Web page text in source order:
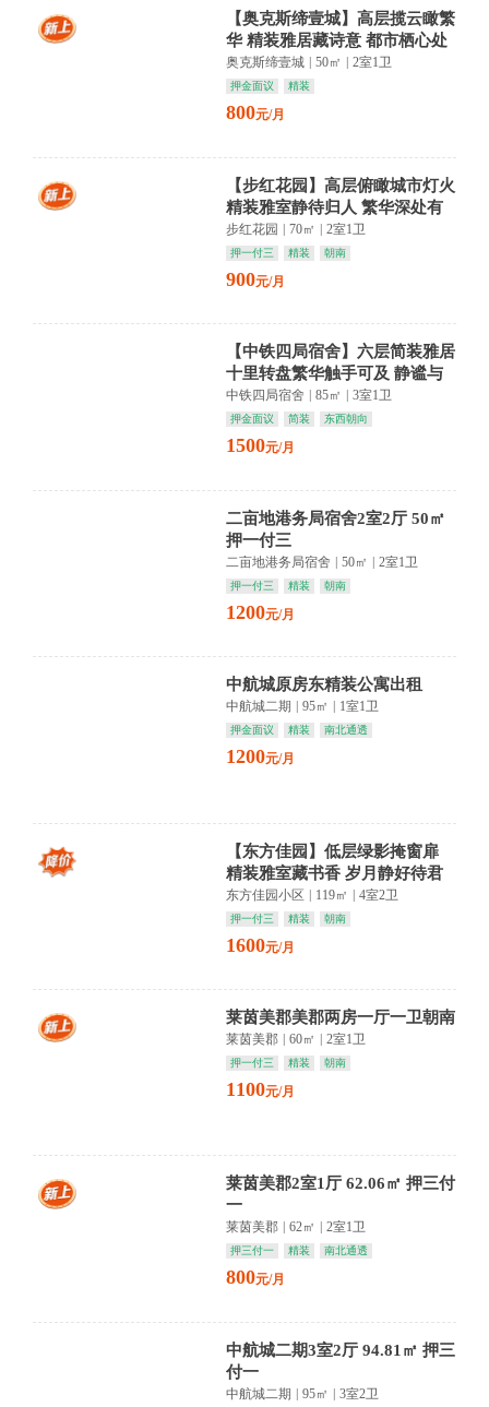
【奥克斯缔壹城】高层揽云瞰繁
华 精装雅居藏诗意 都市栖心处
奥克斯缔壹城 50㎡ 2室1卫
押金面议 精装
800元/月
【步红花园】高层俯瞰城市灯火
精装雅室静待归人 繁华深处有
清欢
步红花园 | 70㎡ | 2室1卫
押一付三 精装 朝南
900元/月
【中铁四局宿舍】六层简装雅居
十里转盘繁华触手可及 静谧与
便利共融
中铁四局宿舍 85㎡ 3室1卫
押金面议 简装 东西朝向
1500元/月
二亩地港务局宿舍2室2厅 50㎡
押一付三
二亩地港务局宿舍 | 50㎡ | 2室1卫
押一付三 精装 朝南
1200元/月
中航城原房东精装公寓出租
中航城二期 95㎡ 1室1卫
押金面议 精装 南北通透
1200元/月
【东方佳园】低层绿影掩窗扉
精装雅室藏书香 岁月静好待君
归
东方佳园小区 | 119㎡ | 4室2卫
押一付三 精装 朝南
1600元/月
莱茵美郡美郡两房一厅一卫朝南
莱茵美郡 60㎡ 2室1卫
押一付三 精装 朝南
1100元/月
莱茵美郡2室1厅 62.06㎡ 押三付
一
莱茵美郡 62㎡ 2室1卫
押三付一 精装 南北通透
800元/月
中航城二期3室2厅 94.81㎡ 押三
付一
中航城二期 | 95㎡ | 3室2卫